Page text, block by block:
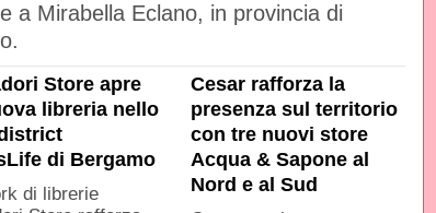
a Mirabella Eclano, in provincia di
Store apre
libreria nello
di Bergamo
di librerie
Cesar rafforza la
presenza sul territorio
con tre nuovi store
Acqua & Sapone al
Nord e al Sud